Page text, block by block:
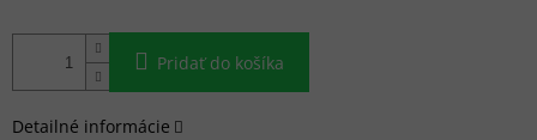
Pridať do košíka
Detailné informácie